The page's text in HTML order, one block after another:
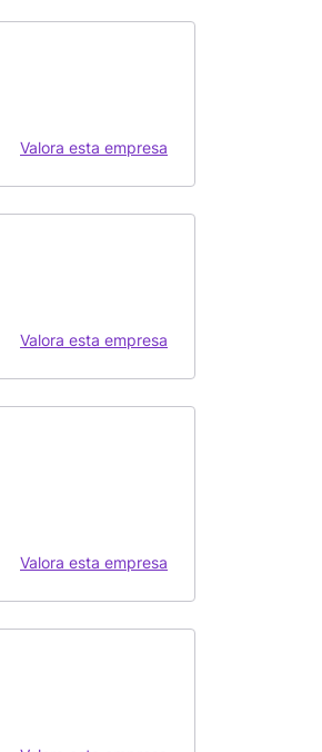
Valora esta empresa
Valora esta empresa
Valora esta empresa